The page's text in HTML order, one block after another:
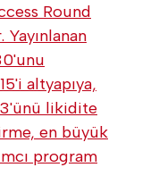
Round
altyapıya,
3'ünü likidite
en büyük
program